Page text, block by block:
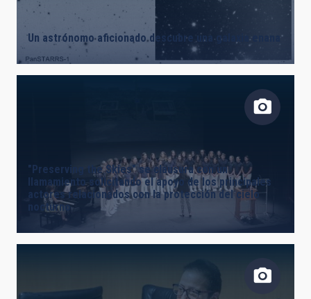
ETIQUETAS LIBRES
Un astrónomo aficionado descubre una galaxia enana
"Preserving the Skies" se clausura con un
llamamiento solicitando el apoyo de los principales
actores relacionados con la protección del cielo
nocturno